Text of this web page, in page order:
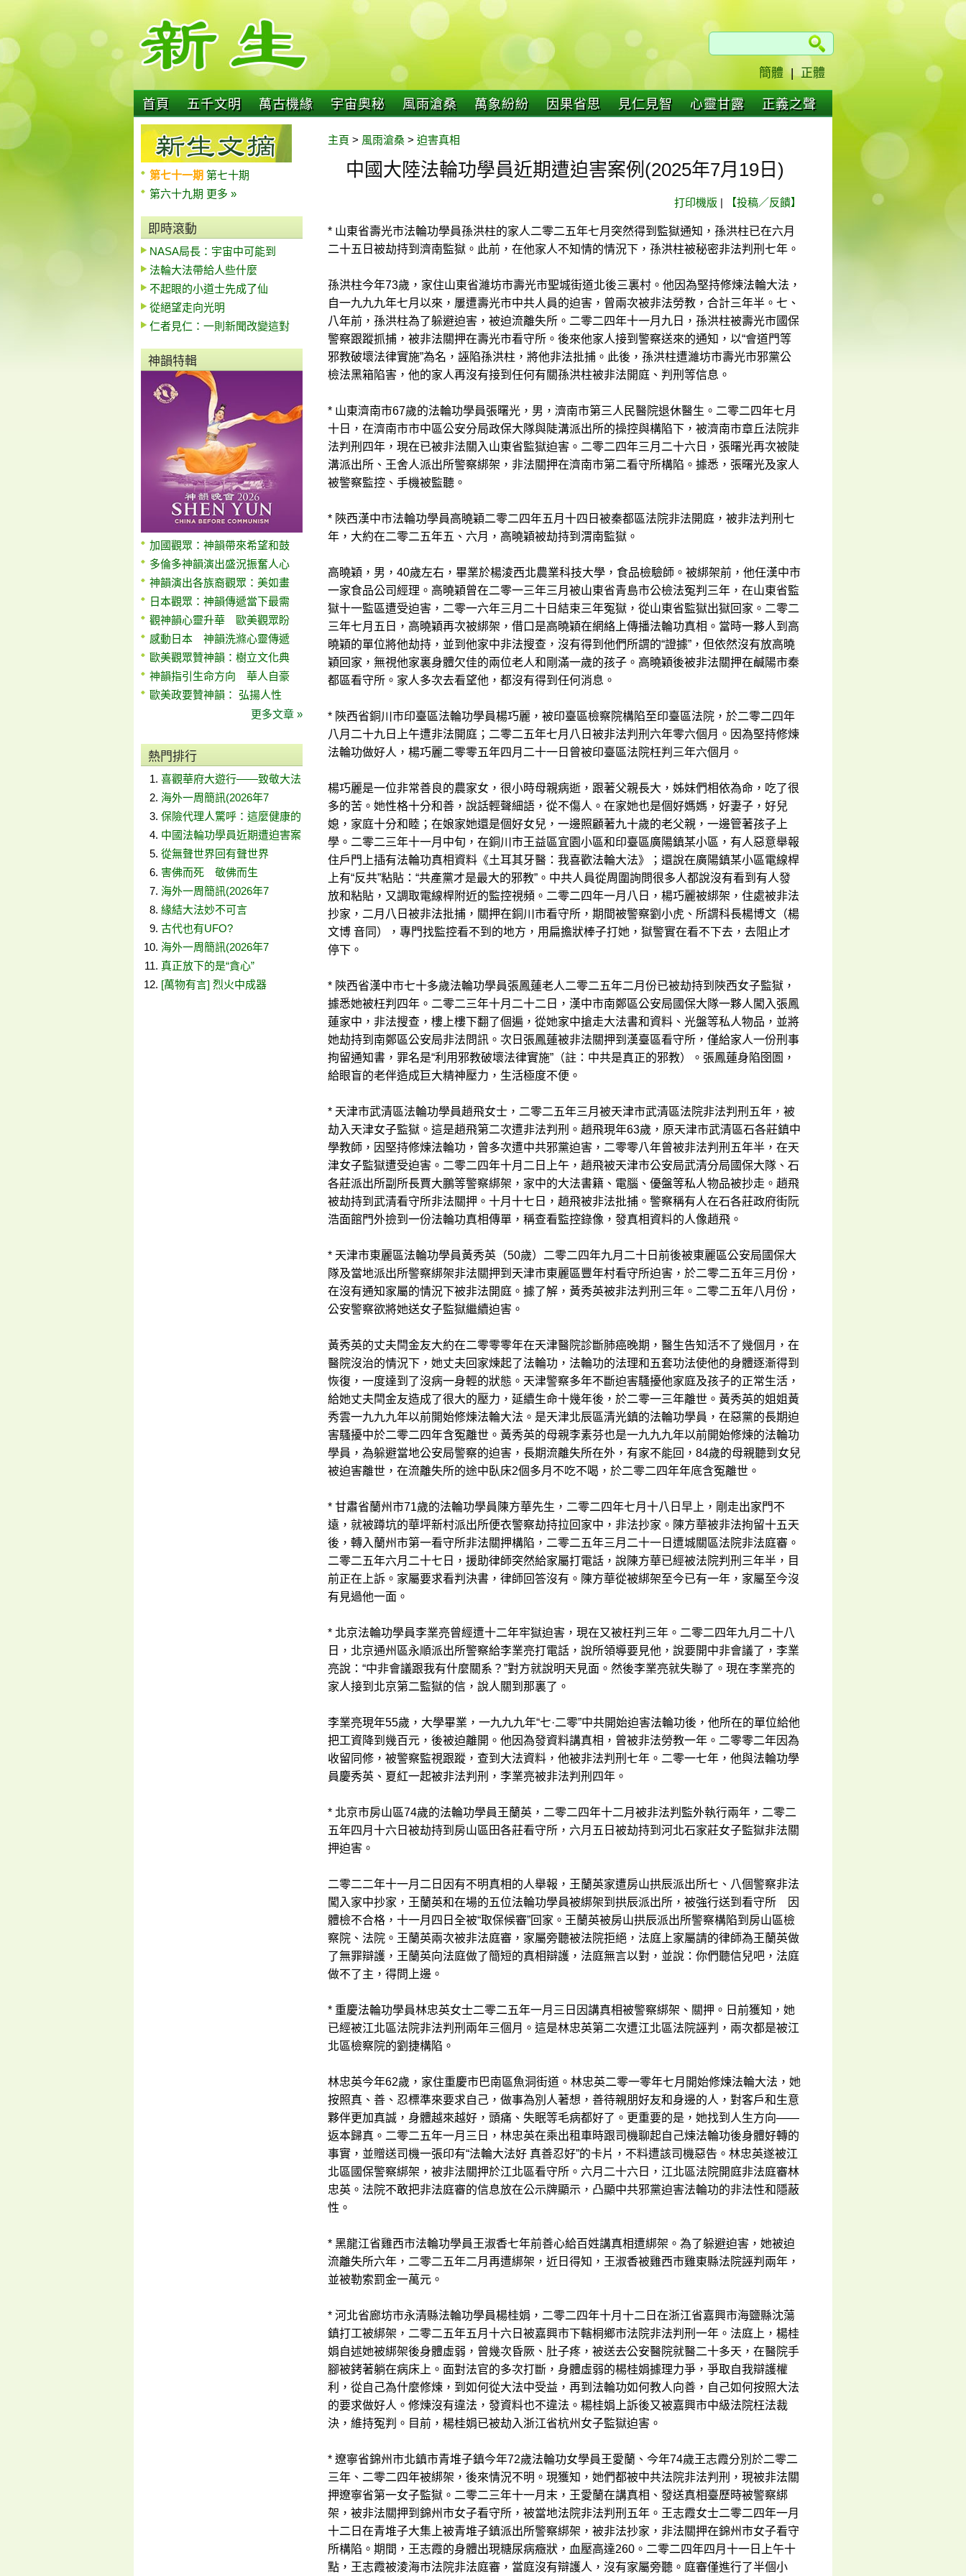
簡體 | 正體
首頁 五千文明 萬古機緣 宇宙奧秘 風雨滄桑 萬象紛紛 因果省思 見仁見智 心靈甘露 正義之聲
第七十一期 第七十期
第六十九期 更多 »
即時滾動
NASA局長：宇宙中可能到
法輪大法帶給人些什麼
不起眼的小道士先成了仙
從絕望走向光明
仁者見仁：一則新聞改變這對
神韻特輯
加國觀眾：神韻帶來希望和鼓
多倫多神韻演出盛況振奮人心
神韻演出各族裔觀眾：美如畫
日本觀眾：神韻傳遞當下最需
觀神韻心靈升華 歐美觀眾盼
感動日本 神韻洗滌心靈傳遞
歐美觀眾贊神韻：樹立文化典
神韻指引生命方向 華人自豪
歐美政要贊神韻： 弘揚人性
更多文章 »
熱門排行
喜觀華府大遊行——致敬大法
海外一周簡訊(2026年7
保險代理人驚呼：這麼健康的
中國法輪功學員近期遭迫害案
從無聲世界回有聲世界
害佛而死 敬佛而生
海外一周簡訊(2026年7
緣結大法妙不可言
古代也有UFO?
海外一周簡訊(2026年7
真正放下的是“貪心”
[萬物有言] 烈火中成器
主頁 > 風雨滄桑 > 迫害真相
中國大陸法輪功學員近期遭迫害案例(2025年7月19日)
打印機版 | 【投稿／反饋】
* 山東省壽光市法輪功學員孫洪柱的家人二零二五年七月突然得到監獄通知，孫洪柱已在六月
二十五日被劫持到濟南監獄。此前，在他家人不知情的情況下，孫洪柱被秘密非法判刑七年。
孫洪柱今年73歲，家住山東省濰坊市壽光市聖城街道北後三裏村。他因為堅持修煉法輪大法，
自一九九九年七月以來，屢遭壽光市中共人員的迫害，曾兩次被非法勞教，合計三年半。七、
八年前，孫洪柱為了躲避迫害，被迫流離失所。二零二四年十一月九日，孫洪柱被壽光市國保
警察跟蹤抓捕，被非法關押在壽光市看守所。後來他家人接到警察送來的通知，以“會道門等
邪教破壞法律實施”為名，誣陷孫洪柱，將他非法批捕。此後，孫洪柱遭濰坊市壽光市邪黨公
檢法黑箱陷害，他的家人再沒有接到任何有關孫洪柱被非法開庭、判刑等信息。
* 山東濟南市67歲的法輪功學員張曙光，男，濟南市第三人民醫院退休醫生。二零二四年七月
十日，在濟南市市中區公安分局政保大隊與陡溝派出所的操控與構陷下，被濟南市章丘法院非
法判刑四年，現在已被非法關入山東省監獄迫害。二零二四年三月二十六日，張曙光再次被陡
溝派出所、王舍人派出所警察綁架，非法關押在濟南市第二看守所構陷。據悉，張曙光及家人
被警察監控、手機被監聽。
* 陜西漢中市法輪功學員高曉穎二零二四年五月十四日被秦都區法院非法開庭，被非法判刑七
年，大約在二零二五年五、六月，高曉穎被劫持到渭南監獄。
高曉穎，男，40歲左右，畢業於楊淩西北農業科技大學，食品檢驗師。被綁架前，他任漢中市
一家食品公司經理。高曉穎曾在二零一三年三月被山東省青島市公檢法冤判三年，在山東省監
獄十一監區遭受迫害，二零一六年三月二十日結束三年冤獄，從山東省監獄出獄回家。二零二
三年七月五日，高曉穎再次被綁架，借口是高曉穎在網絡上傳播法輪功真相。當時一夥人到高
曉穎的單位將他劫持，並到他家中非法搜查，沒有得到他們所謂的“證據”，但依然沒有放高曉
穎回家，無視他家裏身體欠佳的兩位老人和剛滿一歲的孩子。高曉穎後被非法關押在鹹陽市秦
都區看守所。家人多次去看望他，都沒有得到任何消息。
* 陜西省銅川市印臺區法輪功學員楊巧麗，被印臺區檢察院構陷至印臺區法院，於二零二四年
八月二十九日上午遭非法開庭；二零二五年七月八日被非法判刑六年零六個月。因為堅持修煉
法輪功做好人，楊巧麗二零零五年四月二十一日曾被印臺區法院枉判三年六個月。
楊巧麗是一位非常善良的農家女，很小時母親病逝，跟著父親長大，姊妹們相依為命，吃了很
多的苦。她性格十分和善，說話輕聲細語，從不傷人。在家她也是個好媽媽，好妻子，好兒
媳，家庭十分和睦；在娘家她還是個好女兒，一邊照顧著九十歲的老父親，一邊管著孩子上
學。二零二三年十一月中旬，在銅川市王益區宜園小區和印臺區廣陽鎮某小區，有人惡意舉報
住戶門上插有法輪功真相資料《土耳其牙醫：我喜歡法輪大法》；還說在廣陽鎮某小區電線桿
上有“反共”粘貼：“共產黨才是最大的邪教”。中共人員從周圍詢問很多人都說沒有看到有人發
放和粘貼，又調取電線桿附近的監控視頻。二零二四年一月八日，楊巧麗被綁架，住處被非法
抄家，二月八日被非法批捕，關押在銅川市看守所，期間被警察劉小虎、所謂科長楊博文（楊
文博 音同），專門找監控看不到的地方，用扁擔狀棒子打她，獄警實在看不下去，去阻止才
停下。
* 陜西省漢中市七十多歲法輪功學員張鳳蓮老人二零二五年二月份已被劫持到陜西女子監獄，
據悉她被枉判四年。二零二三年十月二十二日，漢中市南鄭區公安局國保大隊一夥人闖入張鳳
蓮家中，非法搜查，樓上樓下翻了個遍，從她家中搶走大法書和資料、光盤等私人物品，並將
她劫持到南鄭區公安局非法問訊。次日張鳳蓮被非法關押到漢臺區看守所，僅給家人一份刑事
拘留通知書，罪名是“利用邪教破壞法律實施”（註：中共是真正的邪教）。張鳳蓮身陷囹圄，
給眼盲的老伴造成巨大精神壓力，生活極度不便。
* 天津市武清區法輪功學員趙飛女士，二零二五年三月被天津市武清區法院非法判刑五年，被
劫入天津女子監獄。這是趙飛第二次遭非法判刑。趙飛現年63歲，原天津市武清區石各莊鎮中
學教師，因堅持修煉法輪功，曾多次遭中共邪黨迫害，二零零八年曾被非法判刑五年半，在天
津女子監獄遭受迫害。二零二四年十月二日上午，趙飛被天津市公安局武清分局國保大隊、石
各莊派出所副所長賈大鵬等警察綁架，家中的大法書籍、電腦、優盤等私人物品被抄走。趙飛
被劫持到武清看守所非法關押。十月十七日，趙飛被非法批捕。警察稱有人在石各莊政府街阮
浩面館門外撿到一份法輪功真相傳單，稱查看監控錄像，發真相資料的人像趙飛。
* 天津市東麗區法輪功學員黃秀英（50歲）二零二四年九月二十日前後被東麗區公安局國保大
隊及當地派出所警察綁架非法關押到天津市東麗區豐年村看守所迫害，於二零二五年三月份，
在沒有通知家屬的情況下被非法開庭。據了解，黃秀英被非法判刑三年。二零二五年八月份，
公安警察欲將她送女子監獄繼續迫害。
黃秀英的丈夫閆金友大約在二零零零年在天津醫院診斷肺癌晚期，醫生告知活不了幾個月，在
醫院沒治的情況下，她丈夫回家煉起了法輪功，法輪功的法理和五套功法使他的身體逐漸得到
恢復，一度達到了沒病一身輕的狀態。天津警察多年不斷迫害騷擾他家庭及孩子的正常生活，
給她丈夫閆金友造成了很大的壓力，延續生命十幾年後，於二零一三年離世。黃秀英的姐姐黃
秀雲一九九九年以前開始修煉法輪大法。是天津北辰區清光鎮的法輪功學員，在惡黨的長期迫
害騷擾中於二零二四年含冤離世。黃秀英的母親李素芬也是一九九九年以前開始修煉的法輪功
學員，為躲避當地公安局警察的迫害，長期流離失所在外，有家不能回，84歲的母親聽到女兒
被迫害離世，在流離失所的途中臥床2個多月不吃不喝，於二零二四年年底含冤離世。
* 甘肅省蘭州市71歲的法輪功學員陳方華先生，二零二四年七月十八日早上，剛走出家門不
遠，就被蹲坑的華坪新村派出所便衣警察劫持拉回家中，非法抄家。陳方華被非法拘留十五天
後，轉入蘭州市第一看守所非法關押構陷，二零二五年三月二十一日遭城關區法院非法庭審。
二零二五年六月二十七日，援助律師突然給家屬打電話，說陳方華已經被法院判刑三年半，目
前正在上訴。家屬要求看判決書，律師回答沒有。陳方華從被綁架至今已有一年，家屬至今沒
有見過他一面。
* 北京法輪功學員李業亮曾經遭十二年牢獄迫害，現在又被枉判三年。二零二四年九月二十八
日，北京通州區永順派出所警察給李業亮打電話，說所領導要見他，說要開中非會議了，李業
亮說：“中非會議跟我有什麼關系？”對方就說明天見面。然後李業亮就失聯了。現在李業亮的
家人接到北京第二監獄的信，說人關到那裏了。
李業亮現年55歲，大學畢業，一九九九年“七·二零”中共開始迫害法輪功後，他所在的單位給他
把工資降到幾百元，後被迫離開。他因為發資料講真相，曾被非法勞教一年。二零零二年因為
收留同修，被警察監視跟蹤，查到大法資料，他被非法判刑七年。二零一七年，他與法輪功學
員慶秀英、夏紅一起被非法判刑，李業亮被非法判刑四年。
* 北京市房山區74歲的法輪功學員王蘭英，二零二四年十二月被非法判監外執行兩年，二零二
五年四月十六日被劫持到房山區田各莊看守所，六月五日被劫持到河北石家莊女子監獄非法關
押迫害。
二零二二年十一月二日因有不明真相的人舉報，王蘭英家遭房山拱辰派出所七、八個警察非法
闖入家中抄家，王蘭英和在場的五位法輪功學員被綁架到拱辰派出所，被強行送到看守所 因
體檢不合格，十一月四日全被“取保候審”回家。王蘭英被房山拱辰派出所警察構陷到房山區檢
察院、法院。王蘭英兩次被非法庭審，家屬旁聽被法院拒絕，法庭上家屬請的律師為王蘭英做
了無罪辯護，王蘭英向法庭做了簡短的真相辯護，法庭無言以對，並說：你們聽信兒吧，法庭
做不了主，得問上邊。
* 重慶法輪功學員林忠英女士二零二五年一月三日因講真相被警察綁架、關押。日前獲知，她
已經被江北區法院非法判刑兩年三個月。這是林忠英第二次遭江北區法院誣判，兩次都是被江
北區檢察院的劉捷構陷。
林忠英今年62歲，家住重慶市巴南區魚洞街道。林忠英二零一零年七月開始修煉法輪大法，她
按照真、善、忍標準來要求自己，做事為別人著想，善待親朋好友和身邊的人，對客戶和生意
夥伴更加真誠，身體越來越好，頭痛、失眠等毛病都好了。更重要的是，她找到人生方向——
返本歸真。二零二五年一月三日，林忠英在乘出租車時跟司機聊起自己煉法輪功後身體好轉的
事實，並贈送司機一張印有“法輪大法好 真善忍好”的卡片，不料遭該司機惡告。林忠英遂被江
北區國保警察綁架，被非法關押於江北區看守所。六月二十六日，江北區法院開庭非法庭審林
忠英。法院不敢把非法庭審的信息放在公示牌顯示，凸顯中共邪黨迫害法輪功的非法性和隱蔽
性。
* 黑龍江省雞西市法輪功學員王淑香七年前善心給百姓講真相遭綁架。為了躲避迫害，她被迫
流離失所六年，二零二五年二月再遭綁架，近日得知，王淑香被雞西市雞東縣法院誣判兩年，
並被勒索罰金一萬元。
* 河北省廊坊市永清縣法輪功學員楊桂娟，二零二四年十月十二日在浙江省嘉興市海鹽縣沈蕩
鎮打工被綁架，二零二五年五月十六日被嘉興市下轄桐鄉市法院非法判刑一年。法庭上，楊桂
娟自述她被綁架後身體虛弱，曾幾次昏厥、肚子疼，被送去公安醫院就醫二十多天，在醫院手
腳被銬著躺在病床上。面對法官的多次打斷，身體虛弱的楊桂娟據理力爭，爭取自我辯護權
利，從自己為什麼修煉，到如何從大法中受益，再到法輪功如何教人向善，自己如何按照大法
的要求做好人。修煉沒有違法，發資料也不違法。楊桂娟上訴後又被嘉興市中級法院枉法裁
決，維持冤判。目前，楊桂娟已被劫入浙江省杭州女子監獄迫害。
* 遼寧省錦州市北鎮市青堆子鎮今年72歲法輪功女學員王愛蘭、今年74歲王志霞分別於二零二
三年、二零二四年被綁架，後來情況不明。現獲知，她們都被中共法院非法判刑，現被非法關
押遼寧省第一女子監獄。二零二三年十一月末，王愛蘭在講真相、發送真相臺歷時被警察綁
架，被非法關押到錦州市女子看守所，被當地法院非法判刑五年。王志霞女士二零二四年一月
十二日在青堆子大集上被青堆子鎮派出所警察綁架，被非法抄家，非法關押在錦州市女子看守
所構陷。期間，王志霞的身體出現糖尿病癥狀，血壓高達260。二零二四年四月十一日上午十
點，王志霞被淩海市法院非法庭審，當庭沒有辯護人，沒有家屬旁聽。庭審僅進行了半個小